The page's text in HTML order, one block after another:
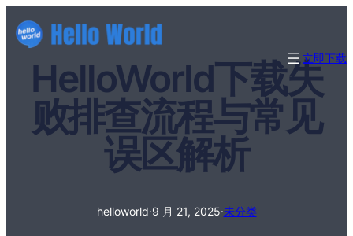
立即下载
HelloWorld下载失
败排查流程与常见
误区解析
helloworld·9 月 21, 2025·未分类